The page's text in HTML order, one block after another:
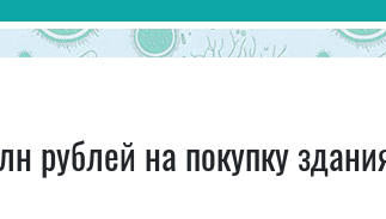
рублей на покупку